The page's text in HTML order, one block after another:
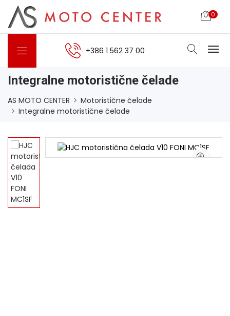
0
+386 1 562 37 00
Integralne motoristične čelade
AS MOTO CENTER
Motoristične čelade
Integralne motoristične čelade